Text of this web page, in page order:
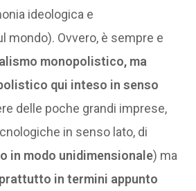
ideologica e
mondo). Ovvero, è sempre e
monopolistico, ma
qui inteso in senso
delle poche grandi imprese,
in senso lato, di
in modo unidimensionale) ma
in termini appunto